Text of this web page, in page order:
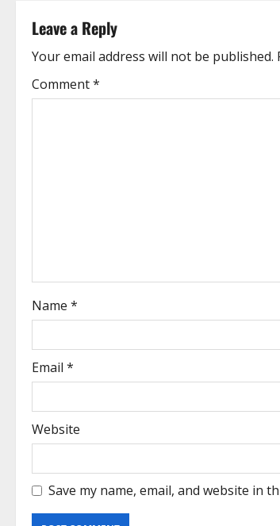
Leave a Reply
Your email address will not be published.
Comment*
Name *
Email *
Website
Save my name, email, and website in